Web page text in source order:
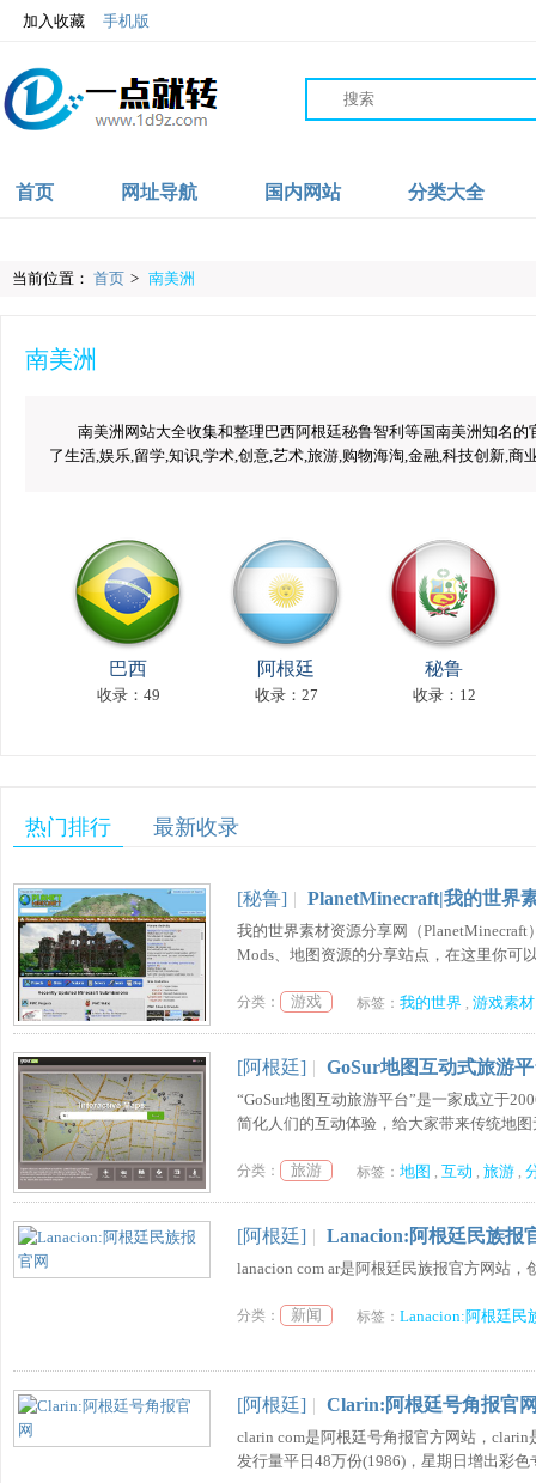
加入收藏 手机版
首页 网址导航 国内网站 分类大全
当前位置： 首页 > 南美洲
南美洲
南美洲网站大全收集和整理巴西阿根廷秘鲁智利等国南美洲知名
了生活,娱乐,留学,知识,学术,创意,艺术,旅游,购物海淘,金融,科技创新,
巴西
收录：49
阿根廷
收录：27
秘鲁
收录：12
热门排行 最新收录
[秘鲁] | PlanetMinecraft|我的世界
我的世界素材资源分享网（
Mods、地图资源的分享站点，在这里你可
分类： 游戏 标签： 我的世界 , 游戏素材
[阿根廷] | GoSur地图互动式旅游
“GoSur地图互动旅游平台”是一家成立于
简化人们的互动体验，给大家带来传统地
分类： 旅游 标签： 地图 , 互动 , 旅游 ,
[阿根廷] | Lanacion:阿根廷民族报
lanacion com ar是阿根廷民族报官方网站
分类： 新闻 标签： Lanacion:阿根廷民
[阿根廷] | Clarin:阿根廷号角报官
clarin com是阿根廷号角报官方网站，
发行量平日48万份(1986)，星期日增出彩